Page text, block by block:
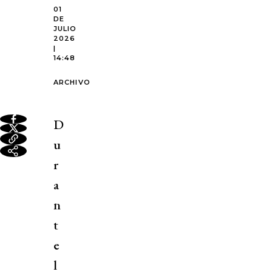
01
DE
JULIO
2026
|
14:48
ARCHIVO
D
u
r
a
n
t
e
l